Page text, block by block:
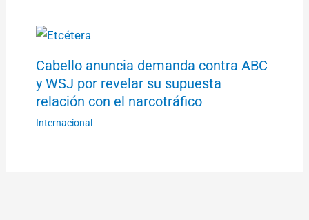
Cabello anuncia demanda contra ABC
y WSJ por revelar su supuesta
relación con el narcotráfico
Internacional